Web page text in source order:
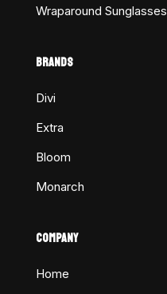
Wraparound Sunglasses
BRANDS
Divi
Extra
Bloom
Monarch
COMPANY
Home